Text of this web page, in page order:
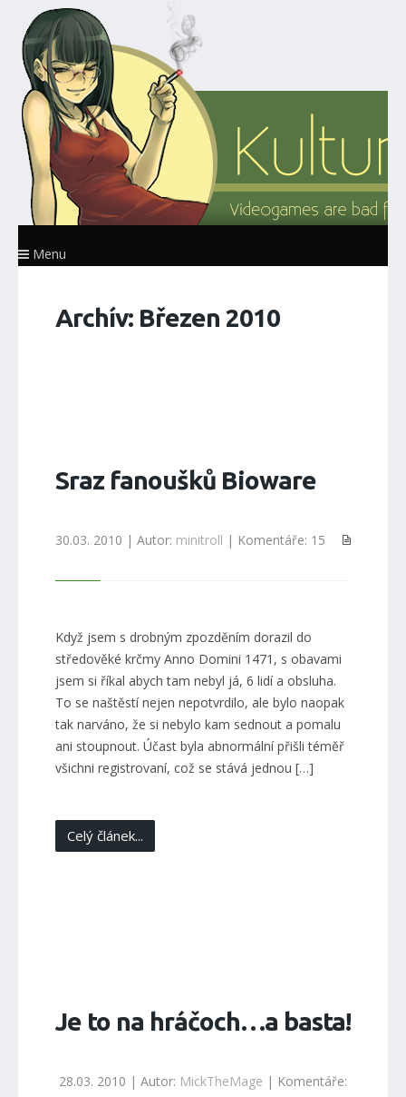
Menu
Archív: Březen 2010
Sraz fanoušků Bioware
30.03. 2010 | Autor: minitroll | Komentáře: 15
Když jsem s drobným zpozděním dorazil do
středověké krčmy Anno Domini 1471, s obavami
jsem si říkal abych tam nebyl já, 6 lidí a obsluha.
To se naštěstí nejen nepotvrdilo, ale bylo naopak
tak narváno, že si nebylo kam sednout a pomalu
ani stoupnout. Účast byla abnormální přišli téměř
všichni registrovaní, což se stává jednou […]
Celý článek...
Je to na hráčoch…a basta!
28.03. 2010 | Autor: MickTheMage | Komentáře: